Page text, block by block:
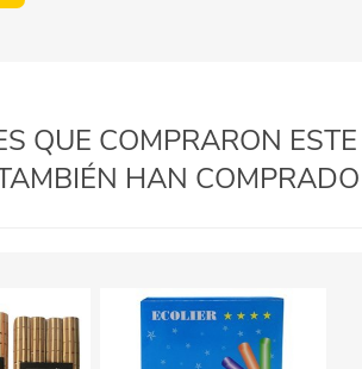
QUE COMPRARON ESTE
HAN COMPRADO